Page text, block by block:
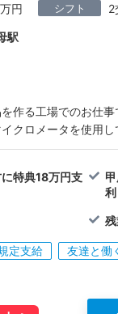
円 シフト 2
駅
作る工場でのお仕
クロメータを使用し
特典18万円支
利
定支給 友達と働